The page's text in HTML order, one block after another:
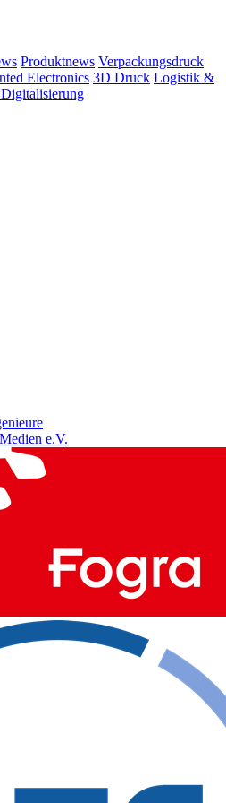
Produktnews Verpackungsdruck
Electronics 3D Druck Logistik &